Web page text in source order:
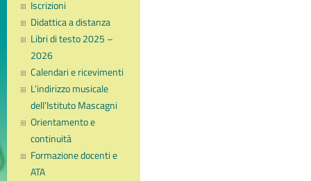
Iscrizioni
Didattica a distanza
Libri di testo 2025 –
2026
Calendari e ricevimenti
L’indirizzo musicale
dell’Istituto Mascagni
Orientamento e
continuità
Formazione docenti e
ATA